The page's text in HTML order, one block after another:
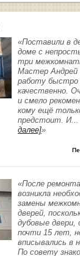
«Поставили в
доме с
три
Мастер Андрей
работу быстро
качественно.
и смело
кому ещё
предстоит. И...
далее]»
«После
возникла
замены
дверей,
дубовые двери,
почти 15 лет,
вписывались в
По совету